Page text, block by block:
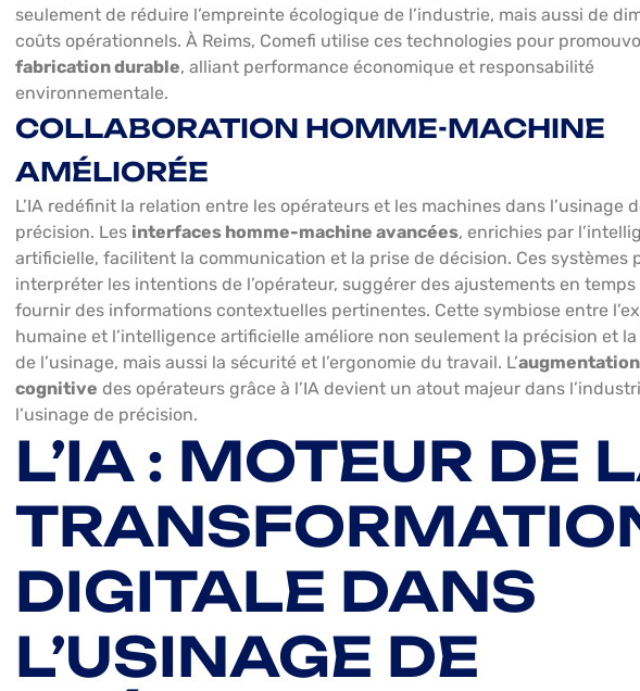
seulement de réduire l’empreinte écologique de l’industrie, mais aussi de
coûts opérationnels. À Reims, Comefi utilise ces technologies pour
fabrication durable, alliant performance économique et responsabilité
environnementale.
COLLABORATION HOMME-MACHINE
AMÉLIORÉE
L’IA redéfinit la relation entre les opérateurs et les machines dans l’usinage
précision. Les interfaces homme-machine avancées, enrichies par
artificielle, facilitent la communication et la prise de décision. Ces systèmes
interpréter les intentions de l’opérateur, suggérer des ajustements en temps
fournir des informations contextuelles pertinentes. Cette symbiose entre
humaine et l’intelligence artificielle améliore non seulement la précision et
de l’usinage, mais aussi la sécurité et l’ergonomie du travail. L’augmentation
cognitive des opérateurs grâce à l’IA devient un atout majeur dans
l’usinage de précision.
L’IA : MOTEUR DE
DIGITALE DANS
L’USINAGE DE